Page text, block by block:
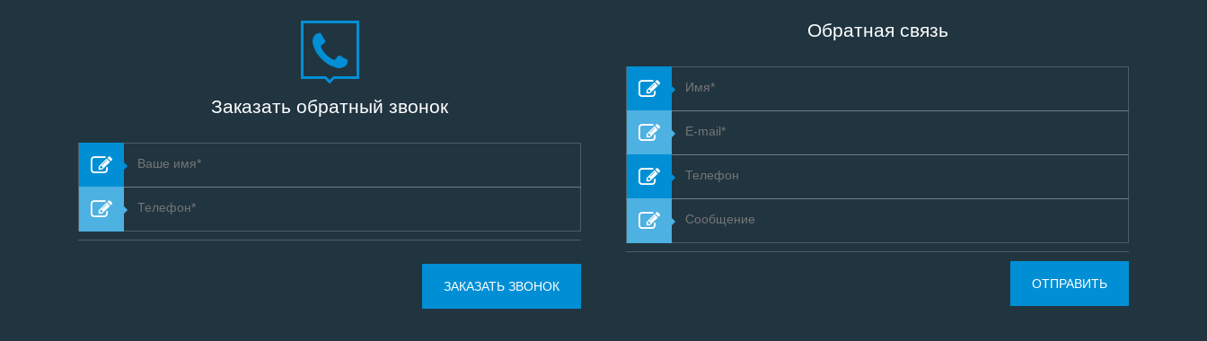
Заказать обратный звонок
Обратная связь